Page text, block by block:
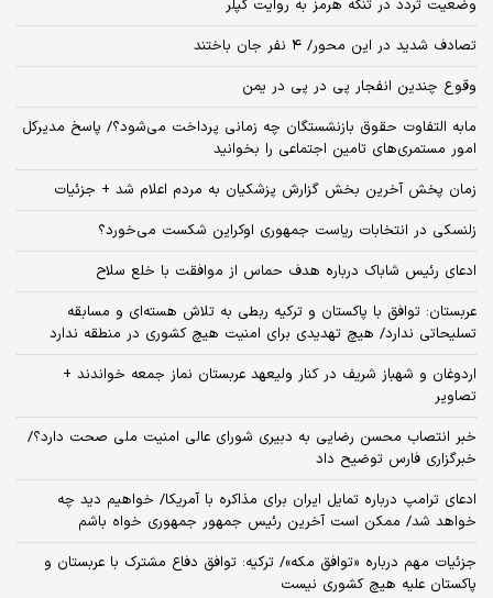
وضعیت تردد در تنگه هرمز به روایت کپلر
تصادف شدید در این محور/ ۴ نفر جان باختند
وقوع چندین انفجار پی در پی در یمن
مابه التفاوت حقوق بازنشستگان چه زمانی پرداخت می‌شود؟/ پاسخ مدیرکل
امور مستمری‌های تامین اجتماعی را بخوانید
زمان پخش آخرین بخش گزارش پزشکیان به مردم اعلام شد + جزئیات
زلنسکی در انتخابات ریاست جمهوری اوکراین شکست می‌خورد؟
ادعای رئیس شاباک درباره هدف حماس از موافقت با خلع سلاح
عربستان: توافق با پاکستان و ترکیه ربطی به تلاش هسته‌ای و مسابقه
تسلیحاتی ندارد/ هیچ تهدیدی برای امنیت هیچ کشوری در منطقه ندارد
اردوغان و شهباز شریف در کنار ولیعهد عربستان نماز جمعه خواندند +
تصاویر
خبر انتصاب محسن رضایی به دبیری شورای عالی امنیت ملی صحت دارد؟/
خبرگزاری فارس توضیح داد
ادعای ترامپ درباره تمایل ایران برای مذاکره با آمریکا/ خواهیم دید چه
خواهد شد/ ممکن است آخرین رئیس‌ جمهور جمهوری خواه باشم
جزئیات مهم درباره «توافق مکه»/ ترکیه‌: توافق دفاع مشترک با عربستان و
پاکستان علیه هیچ کشوری نیست